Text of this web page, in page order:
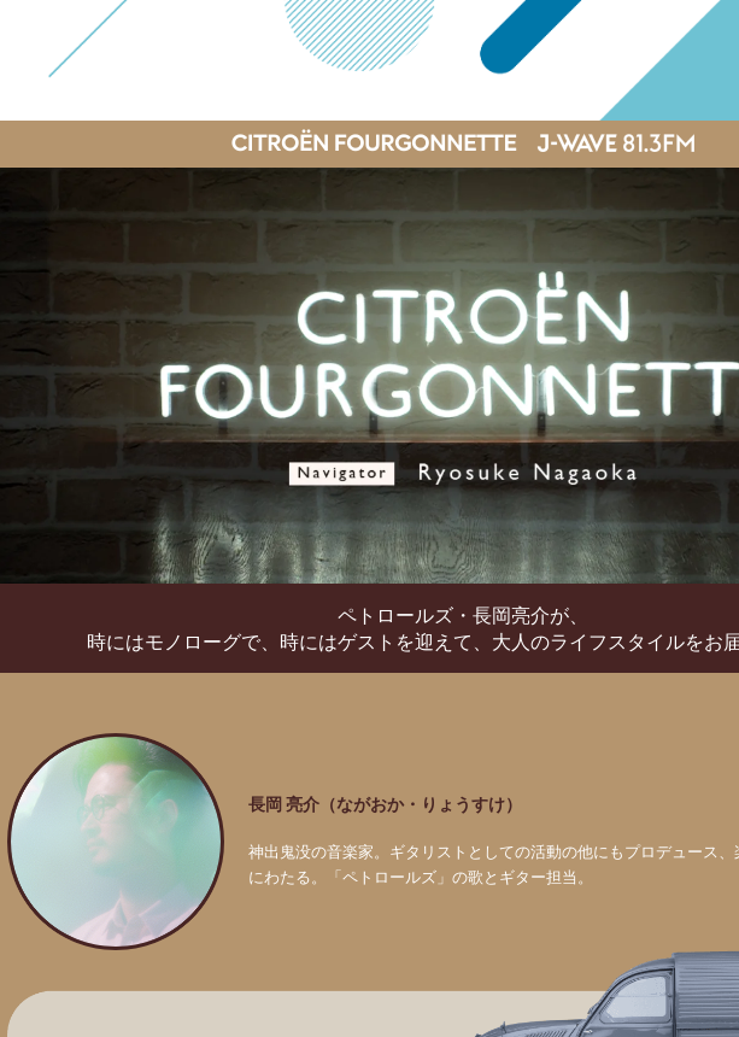
ペトロールズ・長岡亮介が、
時にはモノローグで、時にはゲストを迎えて、 大人のライフスタイルをお
長岡 亮介（ながおか・りょうすけ）
神出鬼没の音楽家。ギタリストとしての活動の他にもプロデュース
にわたる。「ペトロールズ」の歌とギター担当。